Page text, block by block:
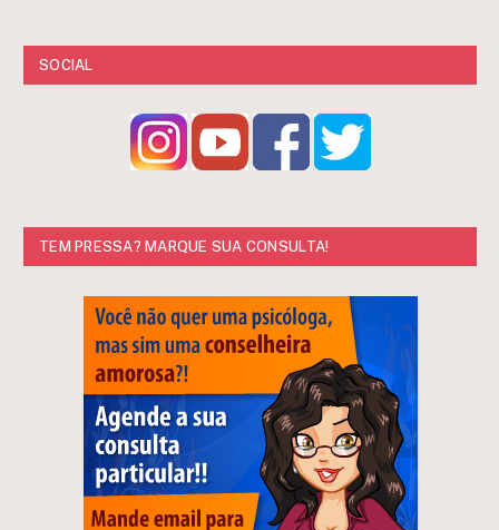
SOCIAL
TEM PRESSA? MARQUE SUA CONSULTA!